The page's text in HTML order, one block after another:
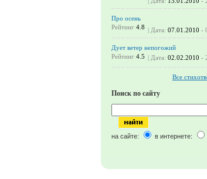
Про осень
Рейтинг 4.8 | Дата: 07.01.2010 -
Дует ветер непогожий
Рейтинг 4.5 | Дата: 02.02.2010 -
Все
Поиск по сайту
на сайте: в интернете: